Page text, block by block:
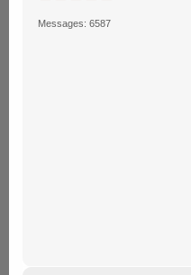
Messages: 6587